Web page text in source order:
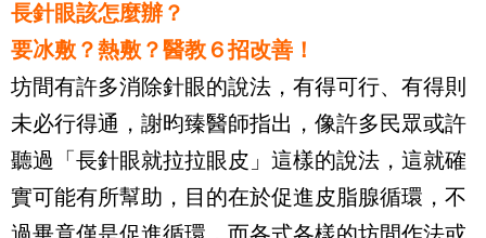
長針眼該怎麼辦？
要冰敷？熱敷？醫教６招改善！
坊間有許多消除針眼的說法，有得可行、有得則
未必行得通，謝昀臻醫師指出，像許多民眾或許
聽過「長針眼就拉拉眼皮」這樣的說法，這就確
實可能有所幫助，目的在於促進皮脂腺循環，不